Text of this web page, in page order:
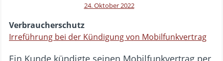
24. Oktober 2022
Verbraucherschutz
Irreführung bei der Kündigung von Mobilfunkvertrag
Ein Kunde kündigte seinen Mobilfunkvertrag per